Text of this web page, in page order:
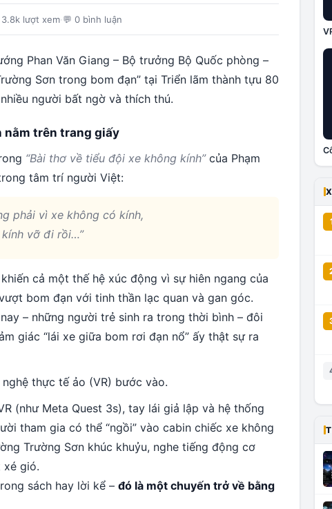
3.8k lượt xem·💬 0 bình luận
Phan Văn Giang – Bộ trưởng Bộ Quốc phòng –
Sơn trong bom đạn” tại Triển lãm thành tựu 80
người bất ngờ và thích thú.
nằm trên trang giấy
“Bài thơ về tiểu đội xe không kính”của Phạm
tâm trí người Việt:
phải vì xe không có kính,
vỡ đi rồi…”
cả một thế hệ xúc động vì sự hiên ngang của
bom đạn với tinh thần lạc quan và gan góc.
– những người trẻ sinh ra trong thời bình – đôi
giác “lái xe giữa bom rơi đạn nổ” ấy thật sự ra
thực tế ảo (VR) bước vào.
(như Meta Quest 3s), tay lái giả lập và hệ thống
tham gia có thể “ngồi” vào cabin chiếc xe không
Trường Sơn khúc khuỷu, nghe tiếng động cơ
xé gió.
sách hay lời kể – đó là một chuyến trở về bằng